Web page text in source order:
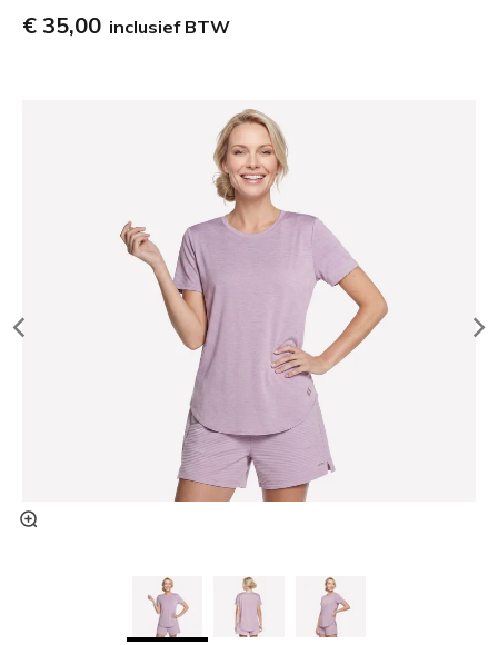
€ 35,00 inclusief BTW